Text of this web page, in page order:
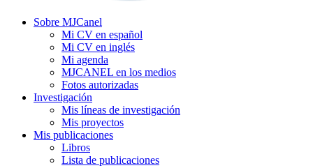
Sobre MJCanel
Mi CV en español
Mi CV en inglés
Mi agenda
MJCANEL en los medios
Fotos autorizadas
Investigación
Mis líneas de investigación
Mis proyectos
Mis publicaciones
Libros
Lista de publicaciones